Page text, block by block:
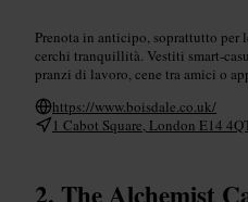
Prenota in anticipo, soprattutto per
cerchi tranquillità. Vestiti smart-
pranzi di lavoro, cene tra amici o
https://www.boisdale.co.uk/
1 Cabot Square, London E14
The Alchemist